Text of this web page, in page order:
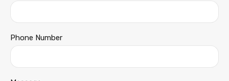
Phone Number